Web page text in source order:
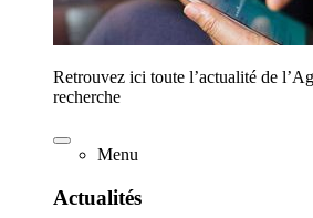
Retrouvez ici toute l’actualité de
recherche
Menu
Actualités